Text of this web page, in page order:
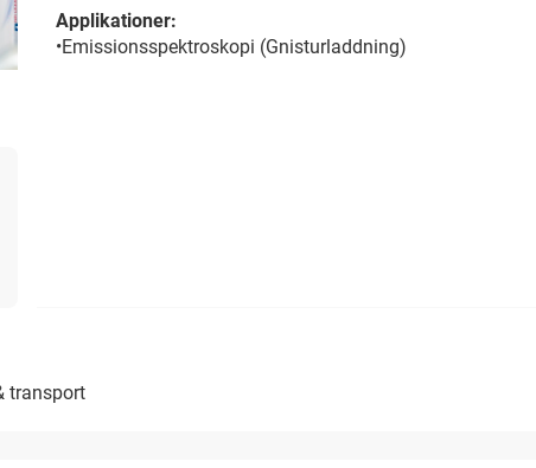
Applikationer:
•Emissionsspektroskopi (Gnisturladdning)
transport